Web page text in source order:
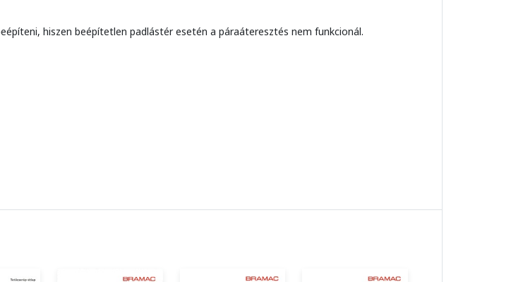
hiszen beépítetlen padlástér esetén a páraáteresztés nem funkcionál.